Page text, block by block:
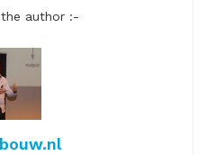
author :-